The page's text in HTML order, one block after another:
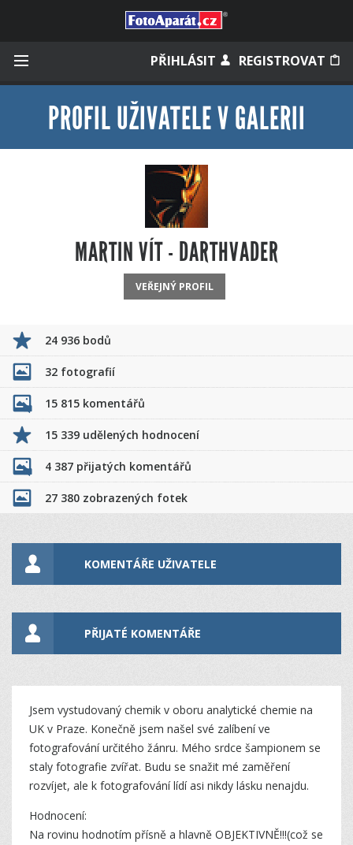
PŘIHLÁSIT REGISTROVAT
Zapomněli jste heslo?
Měli jste účet na starém webu?
PROFIL UŽIVATELE V GALERII
MARTIN VÍT - DARTHVADER
VEŘEJNÝ PROFIL
24 936 bodů
32 fotografií
15 815 komentářů
15 339 udělených hodnocení
4 387 přijatých komentářů
27 380 zobrazených fotek
KOMENTÁŘE UŽIVATELE
PŘIJATÉ KOMENTÁŘE
Jsem vystudovaný chemik v oboru analytické chemie na
UK v Praze. Konečně jsem našel své zalíbení ve
fotografování určitého žánru. Mého srdce šampionem se
staly fotografie zvířat. Budu se snažit mé zaměření
rozvíjet, ale k fotografování lídí asi nikdy lásku nenajdu.
Hodnocení:
Na rovinu hodnotím přísně a hlavně OBJEKTIVNĚ!!!(což se